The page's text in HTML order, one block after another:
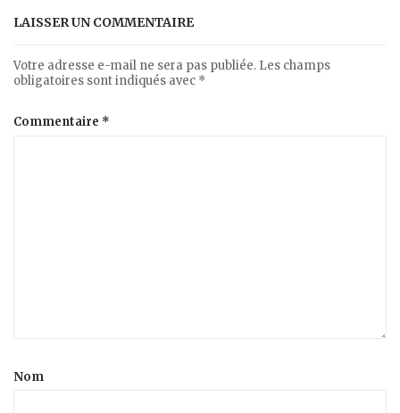
LAISSER UN COMMENTAIRE
Votre adresse e-mail ne sera pas publiée. Les champs
obligatoires sont indiqués avec *
Commentaire *
Nom